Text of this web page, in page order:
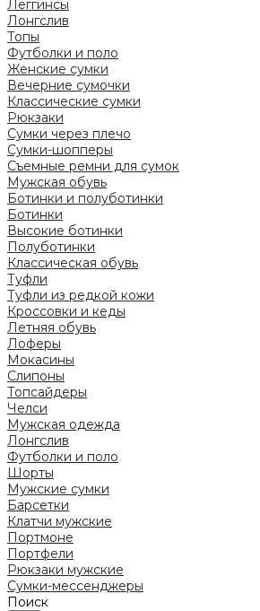
Леггинсы
Лонгслив
Топы
Футболки и поло
Женские сумки
Вечерние сумочки
Классические сумки
Рюкзаки
Сумки через плечо
Сумки-шопперы
Съемные ремни для сумок
Мужская обувь
Ботинки и полуботинки
Ботинки
Высокие ботинки
Полуботинки
Классическая обувь
Туфли
Туфли из редкой кожи
Кроссовки и кеды
Летняя обувь
Лоферы
Мокасины
Слипоны
Топсайдеры
Челси
Мужская одежда
Лонгслив
Футболки и поло
Шорты
Мужские сумки
Барсетки
Клатчи мужские
Портмоне
Портфели
Рюкзаки мужские
Сумки-мессенджеры
Поиск